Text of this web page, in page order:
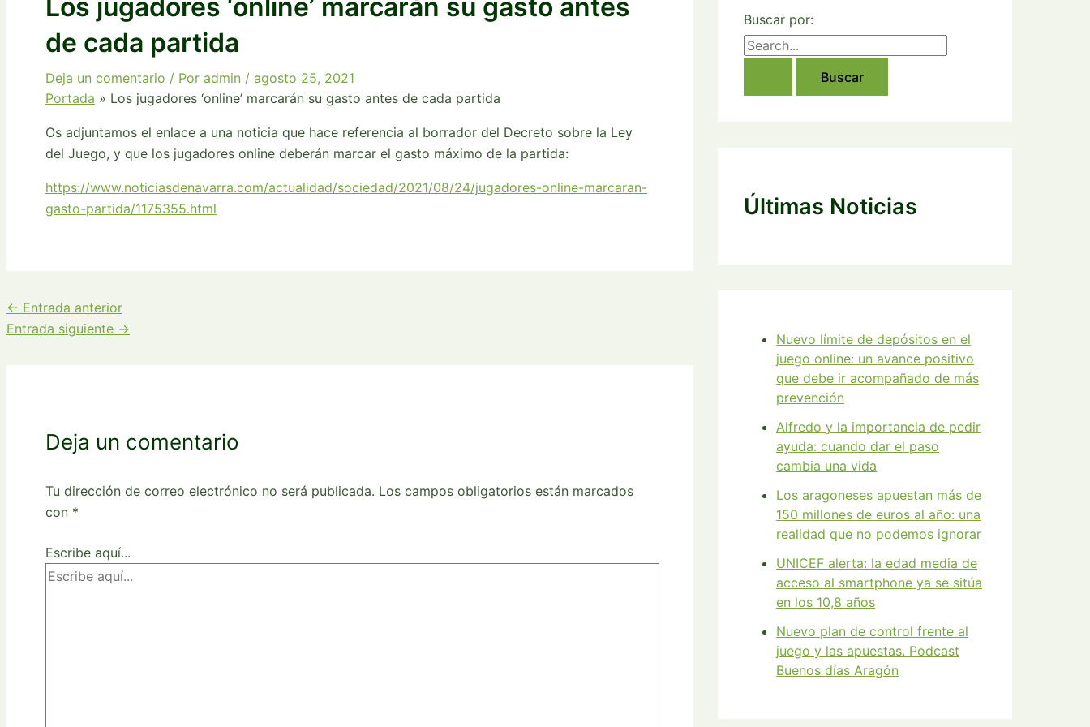
Los jugadores ‘online’ marcarán su gasto antes
de cada partida
Deja un comentario / Por admin / agosto 25, 2021
Portada » Los jugadores ‘online’ marcarán su gasto antes de cada partida
Os adjuntamos el enlace a una noticia que hace referencia al borrador del Decreto sobre la Ley
del Juego, y que los jugadores online deberán marcar el gasto máximo de la partida:
https://www.noticiasdenavarra.com/actualidad/sociedad/2021/08/24/jugadores-online-marcaran-
gasto-partida/1175355.html
← Entrada anterior
Entrada siguiente →
Deja un comentario
Tu dirección de correo electrónico no será publicada. Los campos obligatorios están marcados
con *
Escribe aquí...
Buscar por:
Últimas Noticias
Nuevo límite de depósitos en el
juego online: un avance positivo
que debe ir acompañado de más
prevención
Alfredo y la importancia de pedir
ayuda: cuando dar el paso
cambia una vida
Los aragoneses apuestan más de
150 millones de euros al año: una
realidad que no podemos ignorar
UNICEF alerta: la edad media de
acceso al smartphone ya se sitúa
en los 10,8 años
Nuevo plan de control frente al
juego y las apuestas. Podcast
Buenos días Aragón